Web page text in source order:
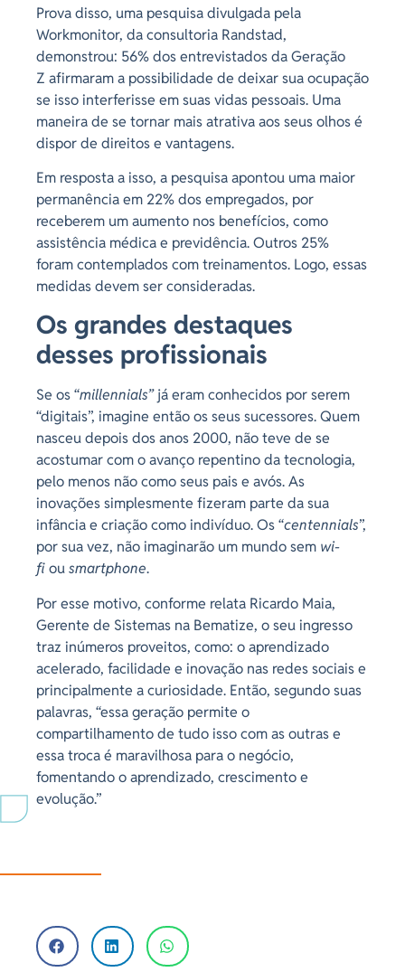
Prova disso, uma pesquisa divulgada pela
Workmonitor, da consultoria Randstad,
demonstrou: 56% dos entrevistados da Geração
Z afirmaram a possibilidade de deixar sua ocupação
se isso interferisse em suas vidas pessoais. Uma
maneira de se tornar mais atrativa aos seus olhos é
dispor de direitos e vantagens.
Em resposta a isso, a pesquisa apontou uma maior
permanência em 22% dos empregados, por
receberem um aumento nos benefícios, como
assistência médica e previdência. Outros 25%
foram contemplados com treinamentos. Logo, essas
medidas devem ser consideradas.
Os grandes destaques
desses profissionais
Se os “millennials”já eram conhecidos por serem
“digitais”, imagine então os seus sucessores. Quem
nasceu depois dos anos 2000, não teve de se
acostumar com o avanço repentino da tecnologia,
pelo menos não como seus pais e avós. As
inovações simplesmente fizeram parte da sua
infância e criação como indivíduo. Os “centennials”,
por sua vez, não imaginarão um mundo sem wi-
fiousmartphone.
Por esse motivo, conforme relata Ricardo Maia,
Gerente de Sistemas na Bematize, o seu ingresso
traz inúmeros proveitos, como: o aprendizado
acelerado, facilidade e inovação nas redes sociais e
principalmente a curiosidade. Então, segundo suas
palavras, “essa geração permite o
compartilhamento de tudo isso com as outras e
essa troca é maravilhosa para o negócio,
fomentando o aprendizado, crescimento e
evolução.”